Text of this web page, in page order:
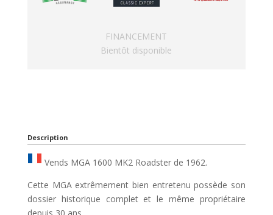
FINANCEMENT
Bientôt disponible
Description
Vends MGA 1600 MK2 Roadster de 1962.
Cette MGA extrêmement bien entretenu possède son
dossier historique complet et le même propriétaire